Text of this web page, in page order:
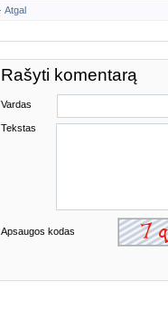
Atgal
Rašyti komentarą
Vardas
Tekstas
Apsaugos kodas